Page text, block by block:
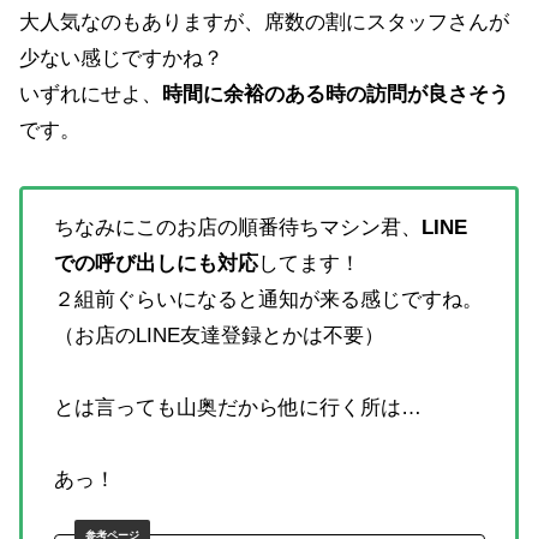
大人気なのもありますが、席数の割にスタッフさんが
少ない感じですかね？
いずれにせよ、 時間に余裕のある時の訪問が良さそう
です。
ちなみにこのお店の順番待ちマシン君、 LINE
での呼び出しにも対応してます！
２組前ぐらいになると通知が来る感じですね。
（お店のLINE友達登録とかは不要）
とは言っても山奥だから他に行く所は…
あっ！